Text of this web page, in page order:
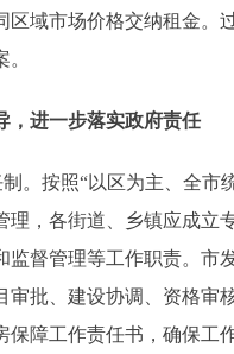
区域市场价格交纳租金。
进一步落实政府责任
按照“以区为主、全市
理，各街道、乡镇应成立
监督管理等工作职责。市
审批、建设协调、资格审
保障工作责任书，确保工